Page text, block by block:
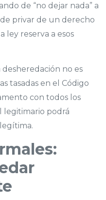
de “no dejar nada” a
privar de un derecho
ley reserva a esos
no es
tasadas en el Código
con todos los
legitimario podrá